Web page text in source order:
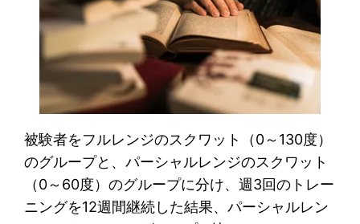
被験者をフルレンジのスクワット（0～130度）
のグループと、パーシャルレンジのスクワット
（0～60度）のグループに分け、週3回のトレー
ニングを12週間継続した結果、パーシャルレン